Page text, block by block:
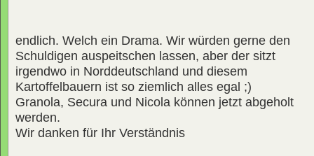
endlich. Welch ein Drama. Wir würden gerne den
Schuldigen auspeitschen lassen, aber der sitzt
irgendwo in Norddeutschland und diesem
Kartoffelbauern ist so ziemlich alles egal ;)
Granola, Secura und Nicola können jetzt abgeholt
werden.
Wir danken für Ihr Verständnis